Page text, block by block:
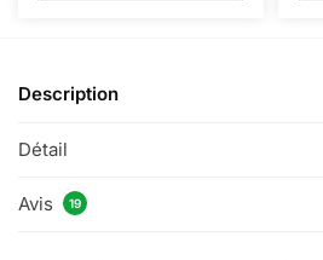
Description
Détail
Avis 19